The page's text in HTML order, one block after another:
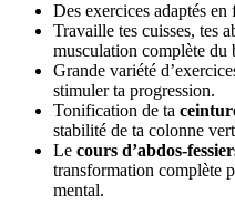
Des exercices adaptés
Travaille tes cuisses, tes
musculation complète du
Grande variété
stimuler ta progression.
Tonification de ta
stabilité de ta colonne
Le cours d’abdos-
transformation complète
mental.